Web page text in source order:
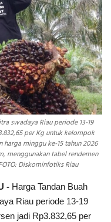
swadaya Riau periode 13-19
per Kg untuk kelompok
minggu ke-15 tahun 2026
menggunakan tabel rendemen
Diskominfotiks Riau
- Harga Tandan Buah
Riau periode 13-19
jadi Rp3.832,65 per